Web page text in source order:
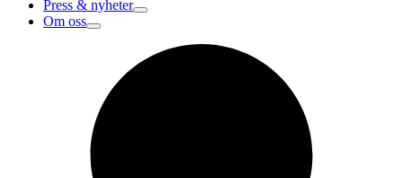
Press & nyheter
Om oss